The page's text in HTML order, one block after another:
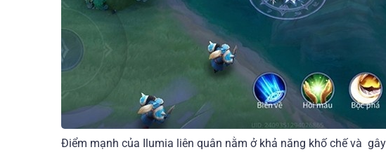
Điểm mạnh của Ilumia liên quân nằm ở khả năng khố chế và